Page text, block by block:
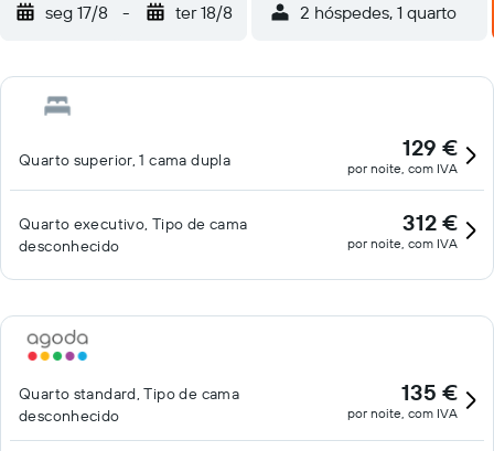
seg 17/8 - ter 18/8 2 hóspedes, 1 quarto
Quarto superior, 1 cama dupla 129 €
por noite, com IVA
Quarto executivo, Tipo de cama
desconhecido
312 €
por noite, com IVA
Quarto standard, Tipo de cama
desconhecido
135 €
por noite, com IVA